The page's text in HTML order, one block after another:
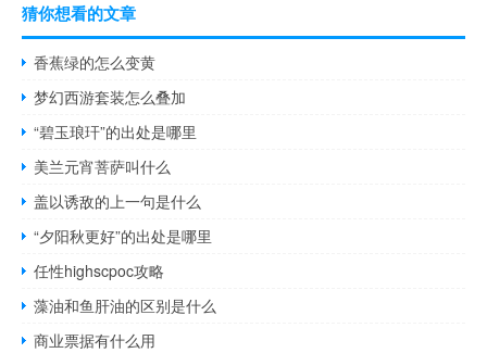
猜你想看的文章
香蕉绿的怎么变黄
梦幻西游套装怎么叠加
“碧玉琅玕”的出处是哪里
美兰元宵菩萨叫什么
盖以诱敌的上一句是什么
“夕阳秋更好”的出处是哪里
任性highscpoc攻略
藻油和鱼肝油的区别是什么
商业票据有什么用